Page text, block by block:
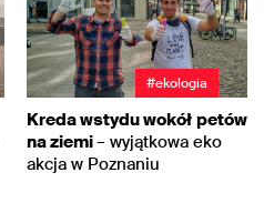
#ekologia
Kreda wstydu wokół petów
na ziemi– wyjątkowa eko
akcja w Poznaniu